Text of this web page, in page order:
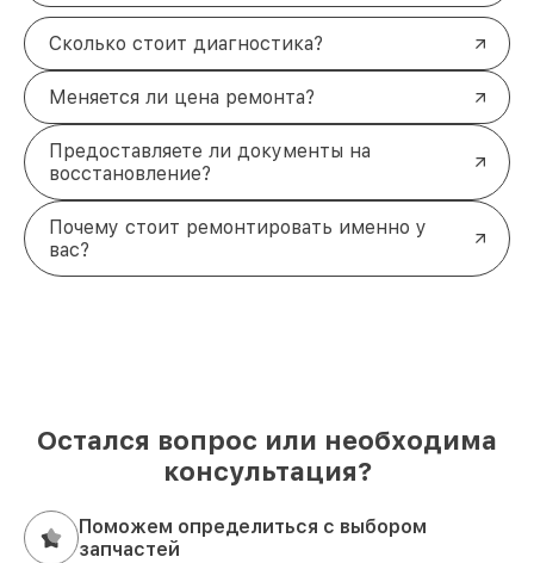
Сколько стоит диагностика?
Меняется ли цена ремонта?
Предоставляете ли документы на
восстановление?
Почему стоит ремонтировать именно у
вас?
Остался вопрос или необходима
консультация?
Поможем определиться с выбором
запчастей